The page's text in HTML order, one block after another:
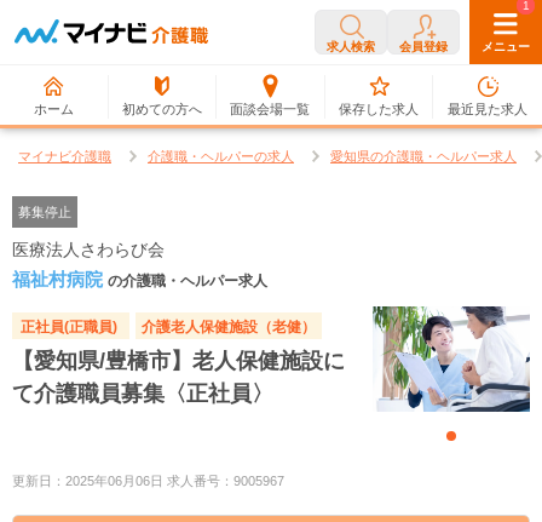
求人検索 会員登録 メニュー
ホーム 初めての方へ 面談会場一覧
0
保存した求人
1
最近見た求人
マイナビ介護職 介護職・ヘルパーの求人 愛知県の介護職・ヘルパー求人
募集停止
医療法人さわらび会
福祉村病院 の介護職・ヘルパー求人
正社員(正職員) 介護老人保健施設（老健）
【愛知県/豊橋市】老人保健施設に
て介護職員募集〈正社員〉
更新日：2025年06月06日 求人番号：9005967